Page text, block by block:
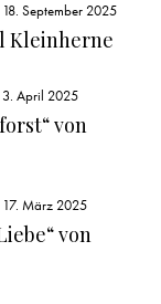
18. September 2025
Kleinherne
3. April 2025
von
17. März 2025
von